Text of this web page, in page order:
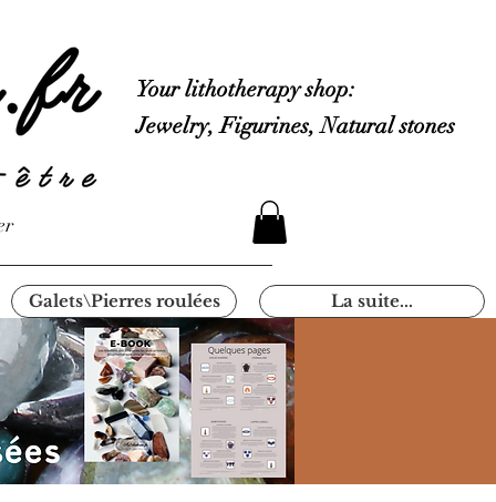
Your lithotherapy shop:
Jewelry, Figurines, Natural stones
Galets\Pierres roulées La suite...